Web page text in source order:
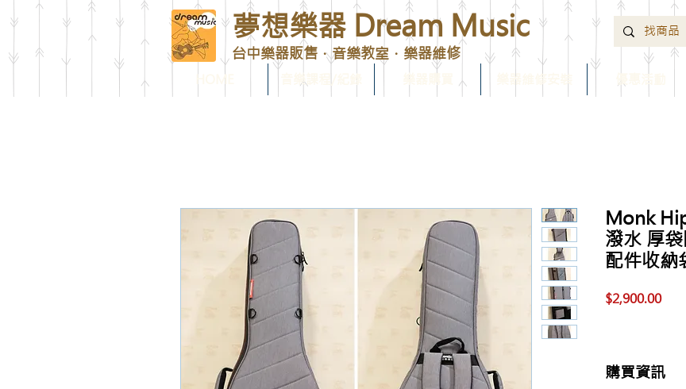
夢想樂器 Dream Music
台中樂器販售．音樂教室．樂器維修
音樂課程/紀錄 樂器購買 樂器維修安裝
Monk
潑水 厚
配件收納
$2,900.00價
購買資訊